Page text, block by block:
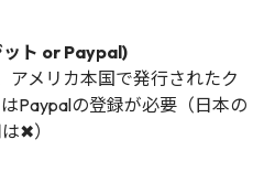
ット or Paypal)
アメリカ本国で発行されたク
Paypalの登録が必要（日本の
✖）